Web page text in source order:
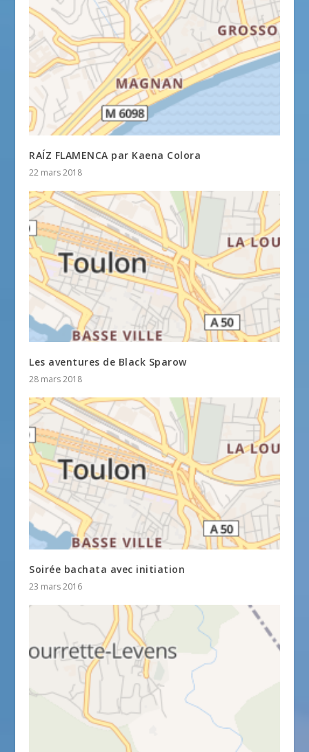
RAÍZ FLAMENCA par Kaena Colora
22 mars 2018
Les aventures de Black Sparow
28 mars 2018
Soirée bachata avec initiation
23 mars 2016